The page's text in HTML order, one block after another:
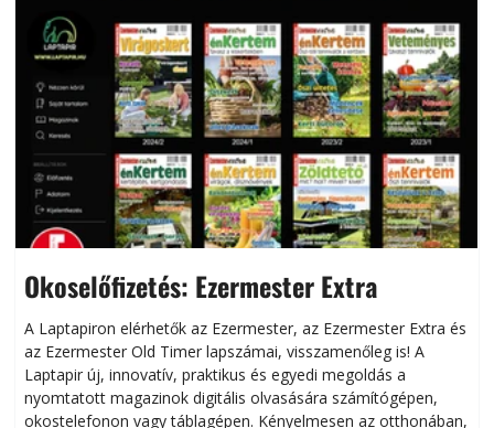
Okoselőfizetés: Ezermester Extra
A Laptapiron elérhetők az Ezermester, az Ezermester Extra és
az Ezermester Old Timer lapszámai, visszamenőleg is! A
Laptapir új, innovatív, praktikus és egyedi megoldás a
nyomtatott magazinok digitális olvasására számítógépen,
okostelefonon vagy táblagépen. Kényelmesen az otthonában,